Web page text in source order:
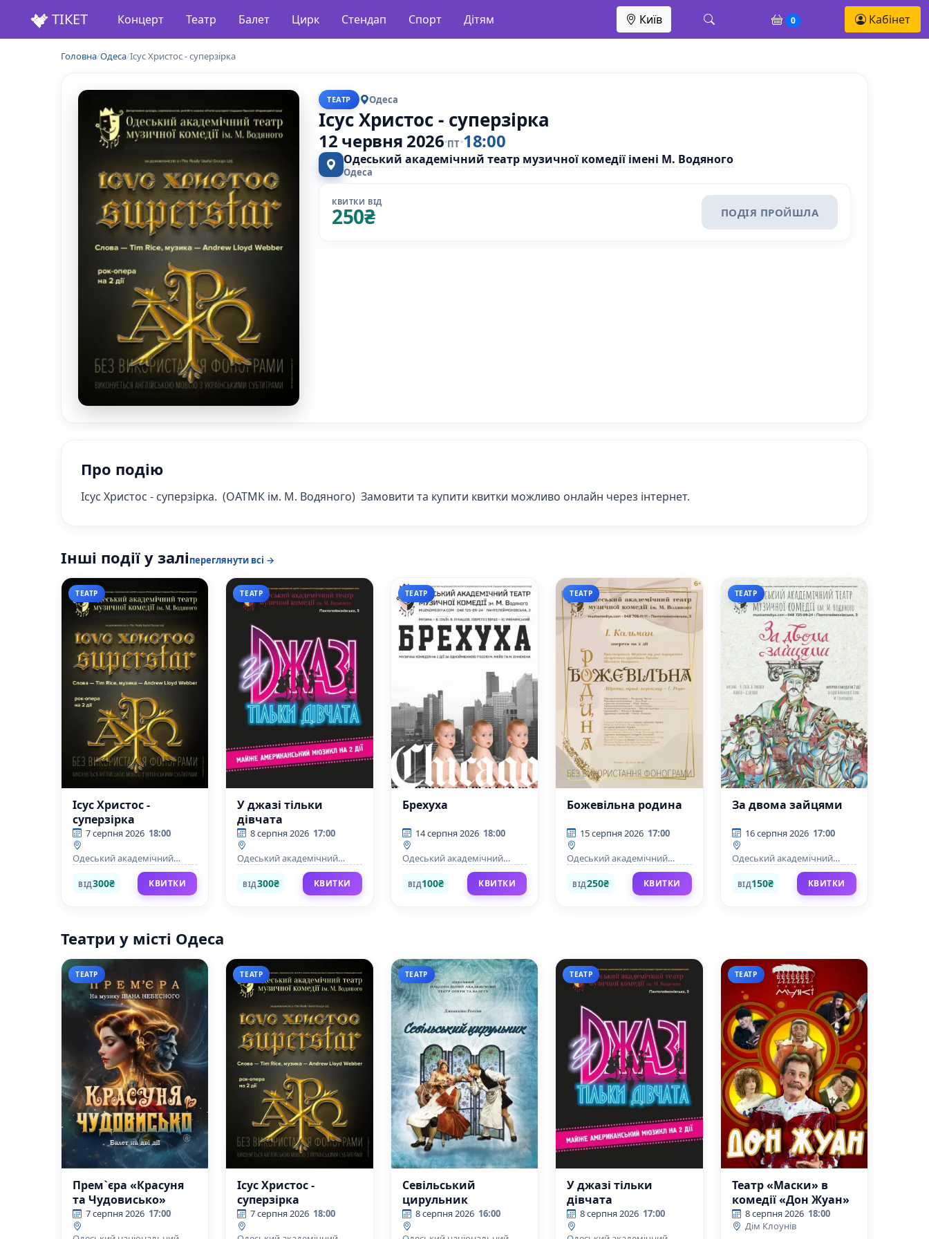
ТІКЕТ Концерт Театр Балет Цирк Стендап Спорт Дітям Київ 0 Кабінет
Головна/Одеса/Ісус Христос - суперзірка
ТЕАТР Одеса
Ісус Христос - суперзірка
12 червня 2026 ПТ 18:00
Одеський академічний театр музичної комедії імені М. Водяного
Одеса
КВИТКИ ВІД
250₴ ПОДІЯ ПРОЙШЛА
Про подію
Ісус Христос - суперзірка. (ОАТМК ім. М. Водяного) Замовити та купити квитки можливо онлайн через інтернет.
Інші події у заліпереглянути всі →
ТЕАТР
Ісус Христос -
суперзірка
7 серпня 2026 18:00
Одеський академічний
театр музичної комедії імені
М. Водяного
ВІД300₴ КВИТКИ
ТЕАТР
У джазі тільки
дівчата
8 серпня 2026 17:00
Одеський академічний
театр музичної комедії імені
М. Водяного
ВІД300₴ КВИТКИ
ТЕАТР
Брехуха
14 серпня 2026 18:00
Одеський академічний
театр музичної комедії імені
М. Водяного
ВІД100₴ КВИТКИ
ТЕАТР
Божевільна родина
15 серпня 2026 17:00
Одеський академічний
театр музичної комедії імені
М. Водяного
ВІД250₴ КВИТКИ
ТЕАТР
За двома зайцями
16 серпня 2026 17:00
Одеський академічний
театр музичної комедії імені
М. Водяного
ВІД150₴ КВИТКИ
Театри у місті Одеса
ТЕАТР
Прем`єра «Красуня
та Чудовисько»
7 серпня 2026 17:00
ТЕАТР
Ісус Христос -
суперзірка
7 серпня 2026 18:00
ТЕАТР
Севільський
цирульник
8 серпня 2026 16:00
ТЕАТР
У джазі тільки
дівчата
8 серпня 2026 17:00
ТЕАТР
Театр «Маски» в
комедії «Дон Жуан»
8 серпня 2026 18:00
Дім Клоунів